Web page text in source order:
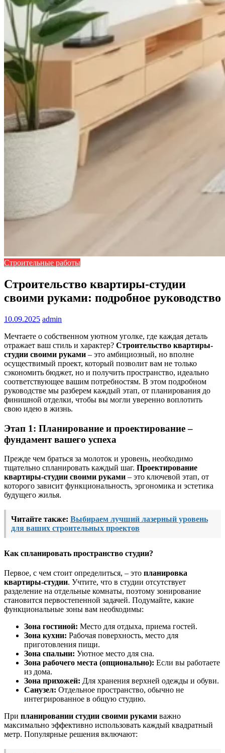
Строительные работы
Строительство квартиры-студии
своими руками: подробное руководство
10.09.2025 admin
Мечтаете о собственном уютном уголке, где каждая деталь
отражает ваш стиль и характер? Строительство квартиры-
студии своими руками – это амбициозный, но вполне
осуществимый проект, который позволит вам не только
сэкономить бюджет, но и получить пространство, идеально
соответствующее вашим потребностям. В этом подробном
руководстве мы разберем каждый этап, от планирования до
финишной отделки, чтобы вы могли уверенно воплотить
свою идею в жизнь.
Этап 1: Планирование и проектирование –
фундамент вашего успеха
Прежде чем браться за молоток и уровень, необходимо
тщательно спланировать каждый шаг. Проектирование
квартиры-студии своими руками – это ключевой этап, от
которого зависит функциональность, эргономика и эстетика
будущего жилья.
Читайте также: Выбираем лучший лазерный уровень
для ваших строительных проектов
Как спланировать пространство студии?
Первое, с чем стоит определиться, – это планировка
квартиры-студии. Учтите, что в студии отсутствует
разделение на отдельные комнаты, поэтому зонирование
становится первостепенной задачей. Подумайте, какие
функциональные зоны вам необходимы:
Зона гостиной: Место для отдыха, приема гостей.
Зона кухни: Рабочая поверхность, место для
приготовления пищи.
Зона спальни: Уютное место для сна.
Зона рабочего места (опционально): Если вы работаете
из дома.
Зона прихожей: Для хранения верхней одежды и обуви.
Санузел: Отдельное пространство, обычно не
интегрированное в общую студию.
При планировании студии своими руками важно
максимально эффективно использовать каждый квадратный
метр. Популярные решения включают: